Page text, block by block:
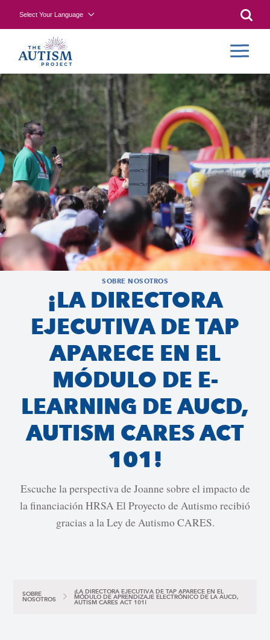
Select Your Language
SOBRE NOSOTROS
¡LA DIRECTORA
EJECUTIVA DE TAP
APARECE EN EL
MÓDULO DE E-
LEARNING DE AUCD,
AUTISM CARES ACT
101!
Escuche la perspectiva de Joanne sobre el impacto de
la financiación HRSA El Proyecto de Autismo recibió
gracias a la Ley de Autismo CARES.
SOBRE
NOSOTROS
¡LA DIRECTORA EJECUTIVA DE TAP APARECE EN EL
MÓDULO DE APRENDIZAJE ELECTRÓNICO DE LA AUCD,
AUTISM CARES ACT 101!